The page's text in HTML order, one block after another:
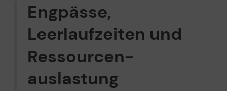
Engpässe,
Leerlaufzeiten und
Ressourcen­
auslastung